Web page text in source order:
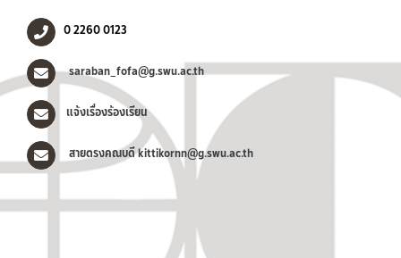
0 2260 0123
saraban_fofa@g.swu.ac.th
แจ้งเรื่องร้องเรียน
สายตรงคณบดี kittikornn@g.swu.ac.th